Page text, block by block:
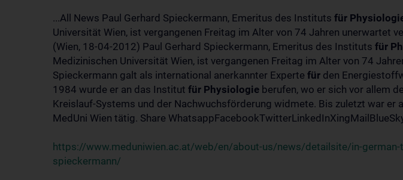
...All News Paul Gerhard Spieckermann, Emeritus des Instituts für
Universität Wien, ist vergangenen Freitag im Alter von 74 Jahren unerwartet
(Wien, 18-04-2012) Paul Gerhard Spieckermann, Emeritus des Instituts für
Medizinischen Universität Wien, ist vergangenen Freitag im Alter von 74
Spieckermann galt als international anerkannter Experte für den
1984 wurde er an das Institut für Physiologie berufen, wo er sich vor allem
Kreislauf-Systems und der Nachwuchsförderung widmete. Bis zuletzt war er
MedUni Wien tätig. Share
https://www.meduniwien.ac.at/web/en/about-us/news/detailsite/in-german-
spieckermann/